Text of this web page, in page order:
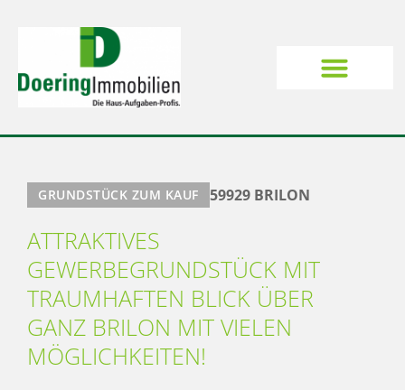
GRUNDSTÜCK ZUM KAUF 59929 BRILON
ATTRAKTIVES
GEWERBEGRUNDSTÜCK MIT
TRAUMHAFTEN BLICK ÜBER
GANZ BRILON MIT VIELEN
MÖGLICHKEITEN!